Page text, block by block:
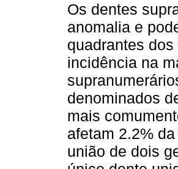
Os dentes
anomalia e
quadrantes
incidência na
denominados
mais
afetam 2.2%
união de dois